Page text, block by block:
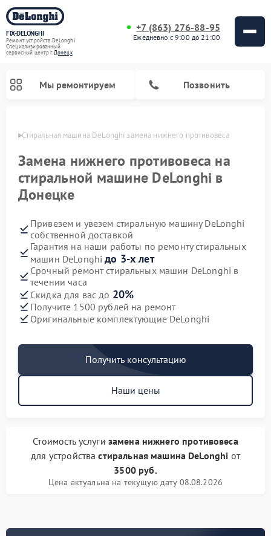
FIX-DELONGHI
Ремонт устройств DeLonghi
Специализированный
cервисный центр г.Донецк
+7 (863) 276-88-95
Ежедневно с 9:00 до 21:00
Мы ремонтируем Позвонить
Стиральная машина DeLonghi замена нижнего противовеса
Замена нижнего противовеса на
стиральной машине DeLonghi в
Донецке
Привезем и увезем стиральную машину DeLonghi
собственной доставкой
Гарантия на наши работы по ремонту стиральных
машин DeLonghiдо 3-х лет
Срочный ремонт стиральных машин DeLonghi в
течении часа
Скидка для вас до 20%
Получите 1500 рублей на ремонт
Оригинальные комплектующие DeLonghi
Получить консультацию
Наши цены
Стоимость услуги замена нижнего противовеса
для устройствастиральная машина DeLonghi от
3500 руб.
Цена актуальна на текущую дату 08.08.2026